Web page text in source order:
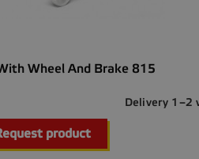
Wheel And Brake 815
Delivery 1–2
product